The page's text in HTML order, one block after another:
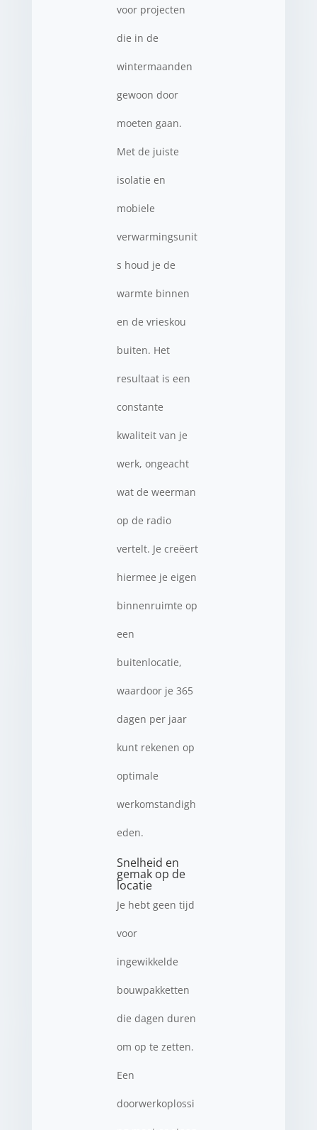
voor projecten
die in de
wintermaanden
gewoon door
moeten gaan.
Met de juiste
isolatie en
mobiele
verwarmingsunit
s houd je de
warmte binnen
en de vrieskou
buiten. Het
resultaat is een
constante
kwaliteit van je
werk, ongeacht
wat de weerman
op de radio
vertelt. Je creëert
hiermee je eigen
binnenruimte op
een
buitenlocatie,
waardoor je 365
dagen per jaar
kunt rekenen op
optimale
werkomstandigh
eden.
Snelheid en
gemak op de
locatie
Je hebt geen tijd
voor
ingewikkelde
bouwpakketten
die dagen duren
om op te zetten.
Een
doorwerkoplossi